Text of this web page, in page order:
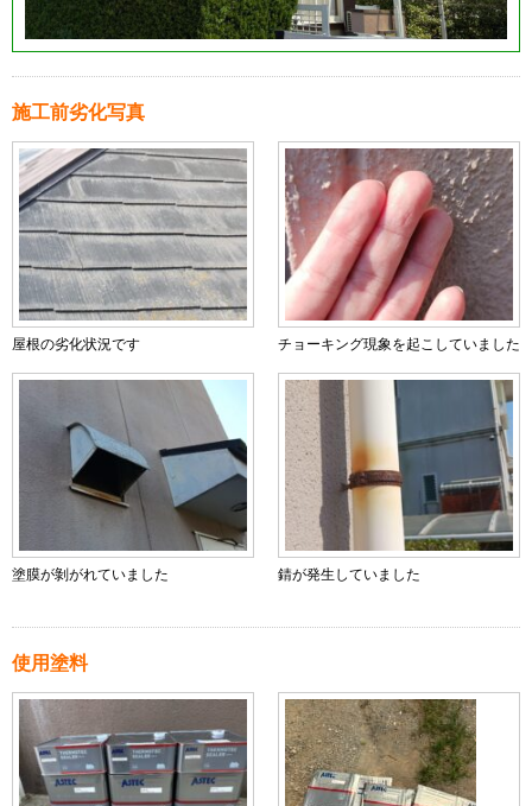
施工前劣化写真
屋根の劣化状況です チョーキング現象を起こしていました
塗膜が剝がれていました 錆が発生していました
使用塗料